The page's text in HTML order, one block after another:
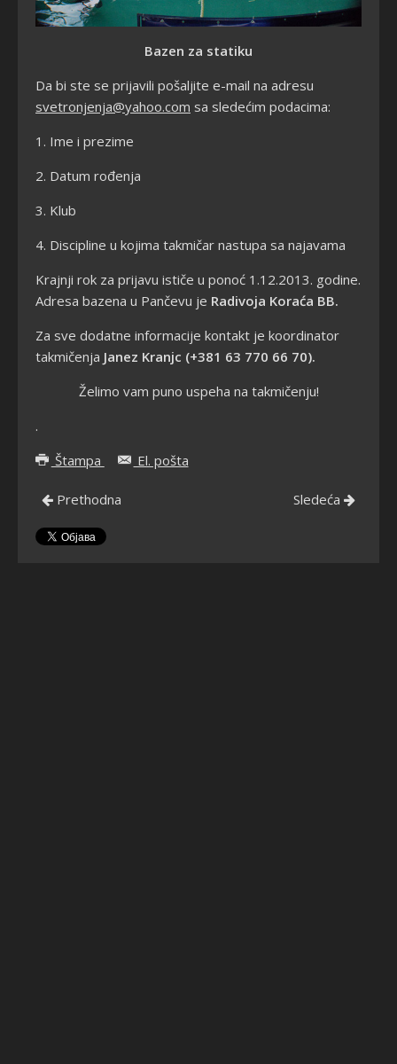
Bazen za statiku
Da bi ste se prijavili pošaljite e-mail na adresu
svetronjenja@yahoo.com sa sledećim podacima:
1. Ime i prezime
2. Datum rođenja
3. Klub
4. Discipline u kojima takmičar nastupa sa najavama
Krajnji rok za prijavu ističe u ponoć 1.12.2013. godine.
Adresa bazena u Pančevu je Radivoja Koraća BB.
Za sve dodatne informacije kontakt je koordinator
takmičenja Janez Kranjc (+381 63 770 66 70).
Želimo vam puno uspeha na takmičenju!
.
Štampa
El. pošta
Prethodna Sledeća